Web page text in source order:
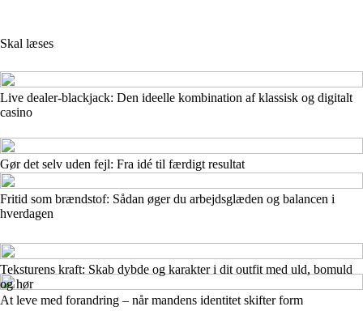
Skal læses
Live dealer-blackjack: Den ideelle kombination af klassisk og digitalt
casino
Fritid som brændstof: Sådan øger du arbejdsglæden og balancen i
hverdagen
At leve med forandring – når mandens identitet skifter form
Gør det selv uden fejl: Fra idé til færdigt resultat
Teksturens kraft: Skab dybde og karakter i dit outfit med uld, bomuld
og hør